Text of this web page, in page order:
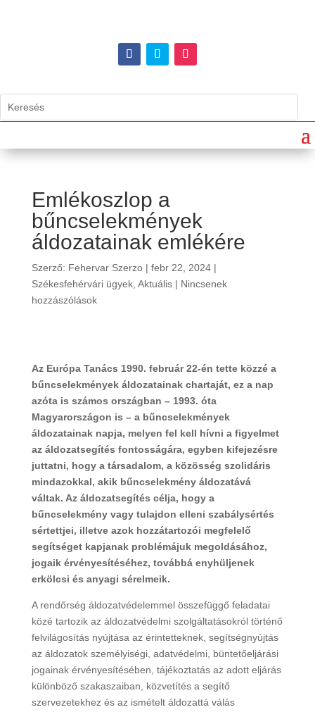
Emlékoszlop a
bűncselekmények
áldozatainak emlékére
Szerző: Fehervar Szerzo| febr 22, 2024|
Székesfehérvári ügyek, Aktuális| Nincsenek
hozzászólások
Az Európa Tanács 1990. február 22-én tette közzé a
bűncselekmények áldozatainak chartaját, ez a nap
azóta is számos országban – 1993. óta
Magyarországon is – a bűncselekmények
áldozatainak napja, melyen fel kell hívni a figyelmet
az áldozatsegítés fontosságára, egyben kifejezésre
juttatni, hogy a társadalom, a közösség szolidáris
mindazokkal, akik bűncselekmény áldozatává
váltak. Az áldozatsegítés célja, hogy a
bűncselekmény vagy tulajdon elleni szabálysértés
sértettjei, illetve azok hozzátartozói megfelelő
segítséget kapjanak problémájuk megoldásához,
jogaik érvényesítéséhez, továbbá enyhüljenek
erkölcsi és anyagi sérelmeik.
A rendőrség áldozatvédelemmel összefüggő feladatai
közé tartozik az áldozatvédelmi szolgáltatásokról történő
felvilágosítás nyújtása az érintetteknek, segítségnyújtás
az áldozatok személyiségi, adatvédelmi, büntetőeljárási
jogainak érvényesítésében, tájékoztatás az adott eljárás
különböző szakaszaiban, közvetítés a segítő
szervezetekhez és az ismételt áldozattá válás